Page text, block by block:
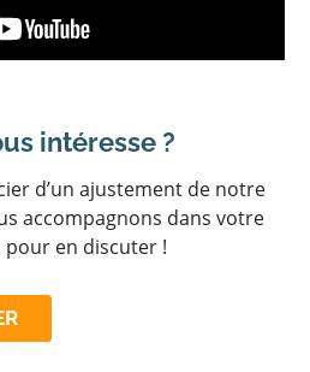
intéresse ?
d’un ajustement de notre
accompagnons dans votre
en discuter !